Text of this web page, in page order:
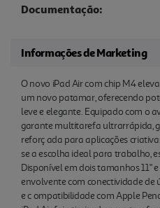
Documentação:
Informações de Marketing
O novo iPad Air com chip M4
um novo patamar, oferecendo
leve e elegante. Equipado com o
garante multitarefa ultrarrápida,
reforç ada para aplicações
se a escolha ideal para trabalho,
Disponível em dois tamanhos 11"
envolvente com conectividade de
e c ompatibilidade com Apple